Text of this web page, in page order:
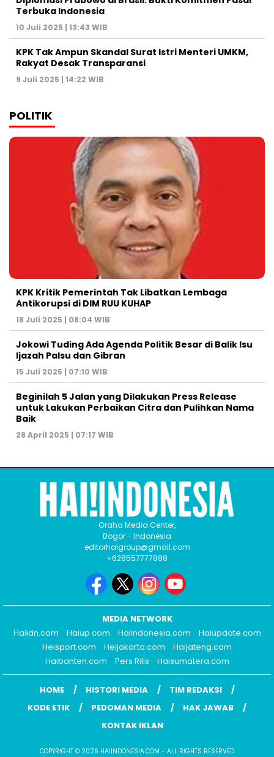
Terbuka Indonesia
10 Juli 2025 | 13:43 WIB
KPK Tak Ampun Skandal Surat Istri Menteri UMKM,
Rakyat Desak Transparansi
9 Juli 2025 | 14:22 WIB
POLITIK
KPK Kritik Pemerintah Tak Libatkan Lembaga
Antikorupsi di DIM RUU KUHAP
18 Juli 2025 | 08:04 WIB
Jokowi Tuding Ada Agenda Politik Besar di Balik Isu
Ijazah Palsu dan Gibran
15 Juli 2025 | 07:10 WIB
Beginilah 5 Jalan yang Dilakukan Press Release
untuk Lakukan Perbaikan Citra dan Pulihkan Nama
Baik
28 April 2025 | 07:17 WIB
Graha Media Center,
Bogor - Indonesia
editorhaigroup@gmail.com
+628557777888
MEDIA NETWORK
Haiidn.com
Haiup.com Haiindonesia.com
Haiupdate.com
Heisport.com
Heijakarta.com
Haijateng.com
Haibanten.com
Pers Rilis Haisumatera.com
HOME HISTORI MEDIA
TIM REDAKSI
KODE ETIK
PEDOMAN MEDIA
HAK JAWAB
KONTAK IKLAN
COPYRIGHT © 2026 HAIINDONESIA.COM - ALL RIGHTS RESERVED